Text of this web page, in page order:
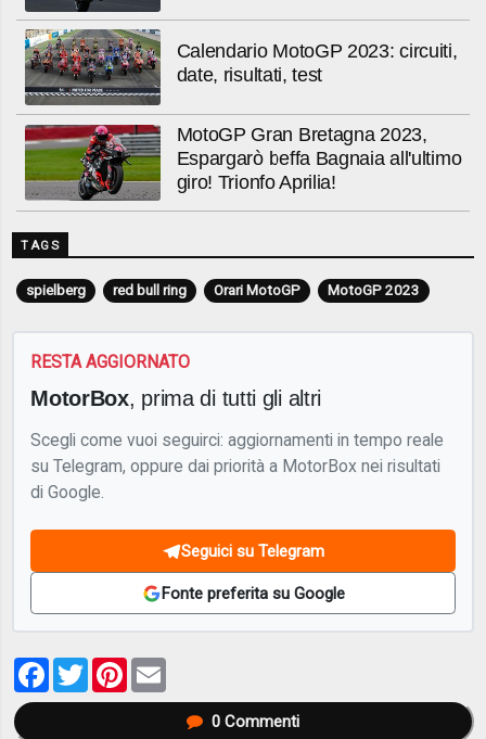
Calendario MotoGP 2023: circuiti,
date, risultati, test
MotoGP Gran Bretagna 2023,
Espargarò beffa Bagnaia all'ultimo
giro! Trionfo Aprilia!
TAGS
spielberg red bull ring Orari MotoGP MotoGP 2023
RESTA AGGIORNATO
MotorBox, prima di tutti gli altri
Scegli come vuoi seguirci: aggiornamenti in tempo reale
su Telegram, oppure dai priorità a MotorBox nei risultati
di Google.
Seguici su Telegram
Fonte preferita su Google
Facebook
TwitterPinterest
0Commenti